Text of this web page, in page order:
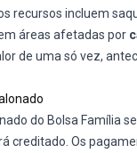
recursos incluem
áreas afetadas por
de uma só vez,
do Bolsa Família
creditado. Os